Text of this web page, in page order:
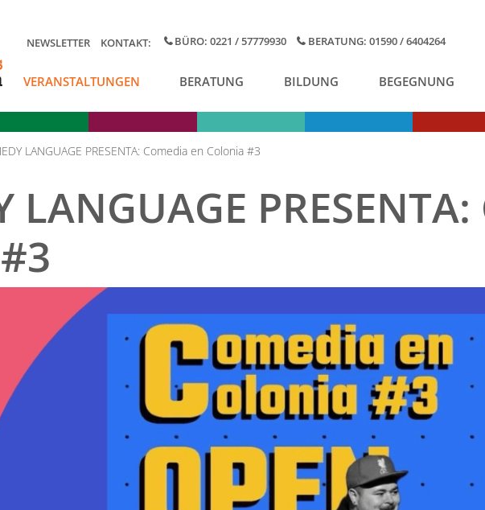
BÜRO: 0221 / 57779930 BERATUNG: 01590 / 6404264
NEWSLETTER KONTAKT:
VERANSTALTUNGEN BERATUNG BILDUNG BEGEGNUNG
LANGUAGE PRESENTA: Comedia en Colonia #3
LANGUAGE